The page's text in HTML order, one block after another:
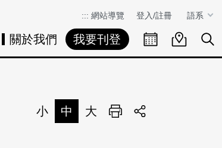
::: 網站導覽 登入/註冊 語系
關於我們 我要刊登 活動日曆活動地圖展
小 中 大 列印